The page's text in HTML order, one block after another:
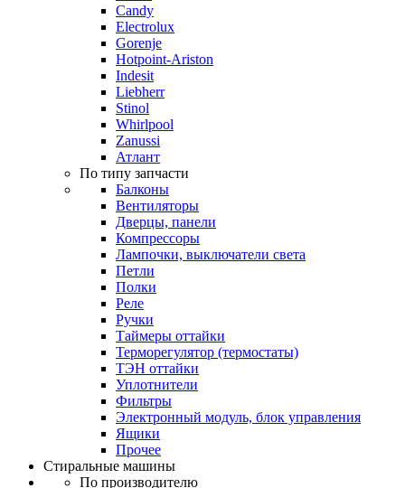
Candy
Electrolux
Gorenje
Hotpoint-Ariston
Indesit
Liebherr
Stinol
Whirlpool
Zanussi
Атлант
По типу запчасти
Балконы
Вентиляторы
Дверцы, панели
Компрессоры
Лампочки, выключатели света
Петли
Полки
Реле
Ручки
Таймеры оттайки
Терморегулятор (термостаты)
ТЭН оттайки
Уплотнители
Фильтры
Электронный модуль, блок управления
Ящики
Прочее
Стиральные машины
По производителю